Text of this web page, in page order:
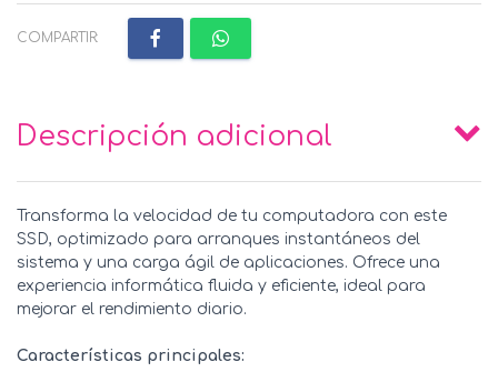
COMPARTIR:
Descripción adicional
Transforma la velocidad de tu computadora con este
SSD, optimizado para arranques instantáneos del
sistema y una carga ágil de aplicaciones. Ofrece una
experiencia informática fluida y eficiente, ideal para
mejorar el rendimiento diario.
Características principales: